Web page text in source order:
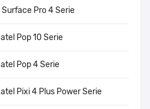
Pro 4 Serie
Pop 10 Serie
Pop 4 Serie
Pixi 4 Plus Power Serie